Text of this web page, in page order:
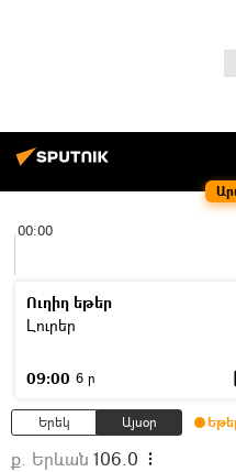
00:00
Ուղիղ եթեր
Լուրեր
09:00 6 ր
Երեկ Այսօր
ք. Երևան 106.0